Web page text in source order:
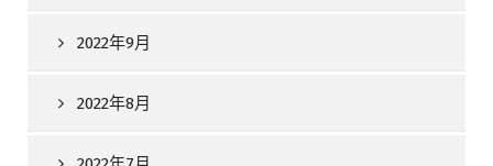
2022年9月
2022年8月